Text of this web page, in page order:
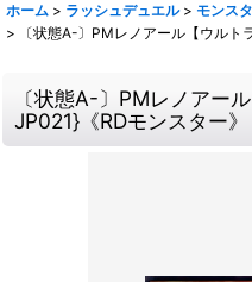
ホーム > ラッシュデュエル > モンス
>
〔状態A-〕PMレノアール【ウルト
〔状態A-〕PMレノアー
JP021}《RDモンスター》